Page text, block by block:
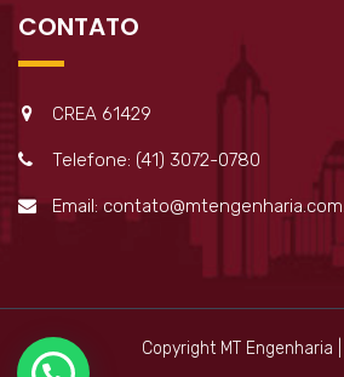
CONTATO
CREA 61429
Telefone: (41) 3072-0780
Email:
Copyright MT Engenharia